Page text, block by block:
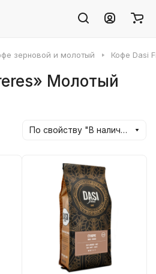
зерновой и молотый Кофе Dasi
Молотый
По свойству "В наличии" (убывание)